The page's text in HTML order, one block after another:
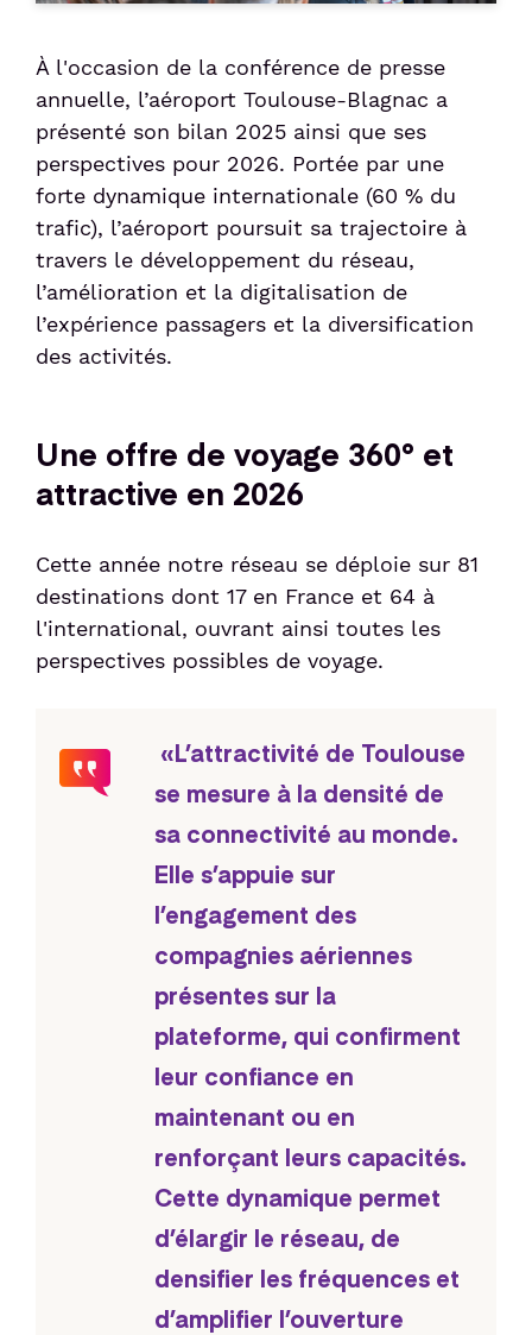
Compagnies & Charters
Compagnies aériennes
Vols Charters
Réservez vos billets d'avion
Suivi de commande de billets
Service Voiturier
Location de voitures
Réservez votre parking
Détente et divertissement
Hôtel et salle de réunion
Station de recharge électrique
Shop & Collect
Passer le contrôles aux frontières
Duty-free
Consigne et expédition d'objets
Après votre voyage
Bagages perdus et objets trouvés
Douane
Passagers
Sénior et PMR
Voyageur avec un animal
Meet & Greet
Politique sociétale
Confiance clients
À l'occasion de la conférence de presse
annuelle, l’aéroport Toulouse-Blagnac a
présenté son bilan 2025 ainsi que ses
perspectives pour 2026. Portée par une
forte dynamique internationale (60 % du
trafic), l’aéroport poursuit sa trajectoire à
travers le développement du réseau,
l’amélioration et la digitalisation de
l’expérience passagers et la diversification
des activités.
Une offre de voyage 360° et
attractive en 2026
Cette année notre réseau se déploie sur 81
destinations dont 17 en France et 64 à
l'international, ouvrant ainsi toutes les
perspectives possibles de voyage.
«L’attractivité de Toulouse
se mesure à la densité de
sa connectivité au monde.
Elle s’appuie sur
l’engagement des
compagnies aériennes
présentes sur la
plateforme, qui confirment
leur confiance en
maintenant ou en
renforçant leurs capacités.
Cette dynamique permet
d’élargir le réseau, de
densifier les fréquences et
d’amplifier l’ouverture